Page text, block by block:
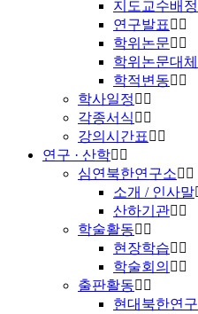
지도교수배정
연구발표
학위논문
학위논문대체
학적변동
학사일정
각종서식
강의시간표
연구 · 산학
심연북한연구소
소개 / 인사말
산하기관
학술활동
현장학습
학술회의
출판활동
현대북한연구